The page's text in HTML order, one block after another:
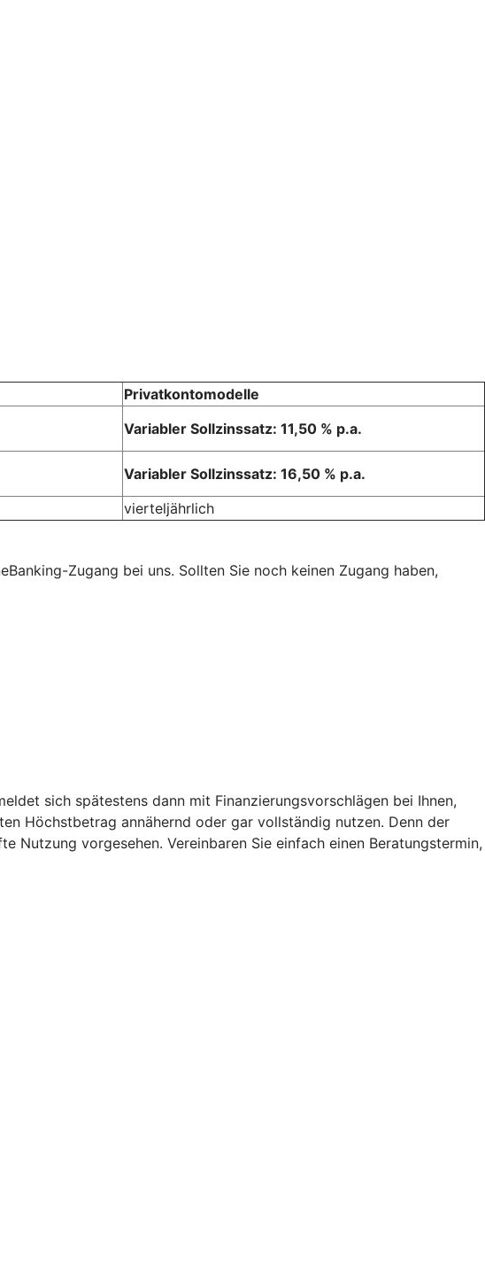
Privatkontomodelle
Variabler Sollzinssatz: 11,50 % p.a.
Variabler Sollzinssatz: 16,50 % p.a.
vierteljährlich
Zugang bei uns. Sollten Sie noch keinen Zugang haben,
sich spätestens dann mit Finanzierungsvorschlägen bei Ihnen,
Höchstbetrag annähernd oder gar vollständig nutzen. Denn der
vorgesehen. Vereinbaren Sie einfach einen Beratungstermin,